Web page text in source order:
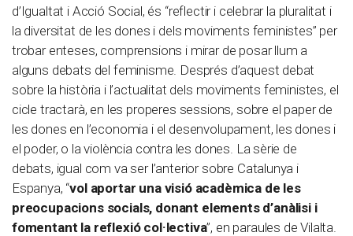
d’Igualtat i Acció Social, és “reflectir i celebrar la pluralitat i
la diversitat de les dones i dels moviments feministes” per
trobar enteses, comprensions i mirar de posar llum a
alguns debats del feminisme. Després d’aquest debat
sobre la història i l’actualitat dels moviments feministes, el
cicle tractarà, en les properes sessions, sobre el paper de
les dones en l’economia i el desenvolupament, les dones i
el poder, o la violència contra les dones. La sèrie de
debats, igual com va ser l’anterior sobre Catalunya i
Espanya, “vol aportar una visió acadèmica de les
preocupacions socials, donant elements d’anàlisi i
fomentant la reflexió col·lectiva”, en paraules de Vilalta.